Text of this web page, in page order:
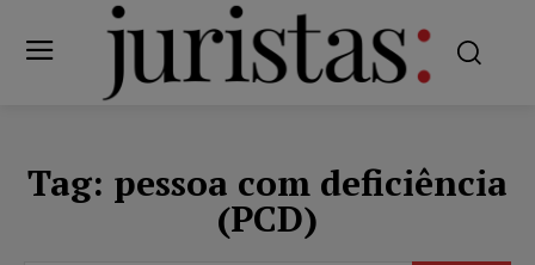
Tag: pessoa com deficiência
(PCD)